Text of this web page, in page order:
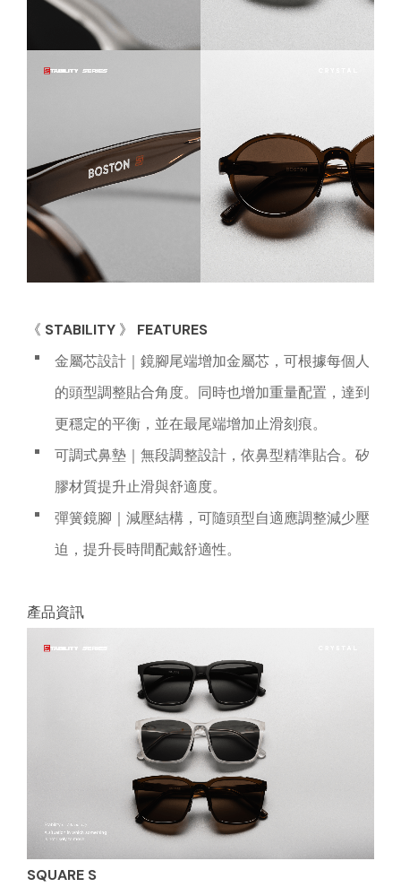
《 STABILITY 》 FEATURES
金屬芯設計｜鏡腳尾端增加金屬芯，可根據每個人
的頭型調整貼合角度。同時也增加重量配置，達到
更穩定的平衡，並在最尾端增加止滑刻痕。
可調式鼻墊｜無段調整設計，依鼻型精準貼合。矽
膠材質提升止滑與舒適度。
彈簧鏡腳｜減壓結構，可隨頭型自適應調整減少壓
迫，提升長時間配戴舒適性。
產品資訊
SQUARE S